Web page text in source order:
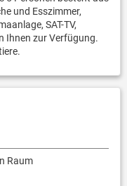
und Esszimmer,
SAT-TV,
Ihnen zur Verfügung.
Raum